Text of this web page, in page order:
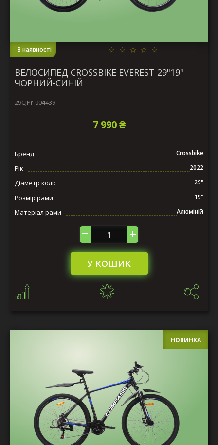
В наявності
ВЕЛОСИПЕД CROSSBIKE EVEREST 29"19"
ЧОРНИЙ-СИНІЙ
29CJPr-004439
7 990 ₴
Бренд Crossbike
Рік 2022
Діаметр коліс 29"
Розмір рами 19"
Матеріал рами Алюміній
У КОШИК
НОВИНКА